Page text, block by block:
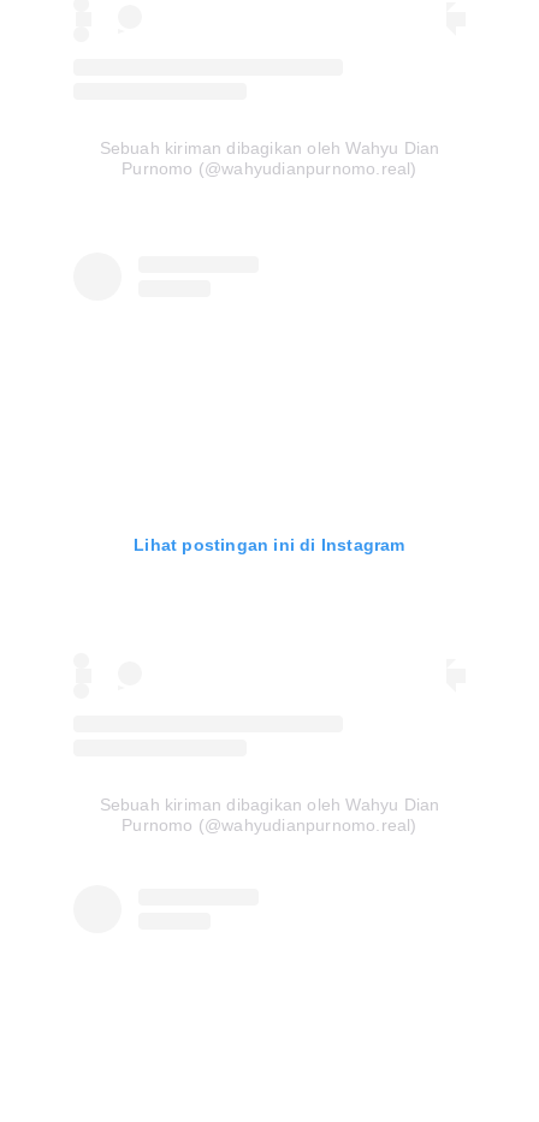
Sebuah kiriman dibagikan oleh Wahyu Dian
Purnomo (@wahyudianpurnomo.real)
Lihat postingan ini di Instagram
Sebuah kiriman dibagikan oleh Wahyu Dian
Purnomo (@wahyudianpurnomo.real)